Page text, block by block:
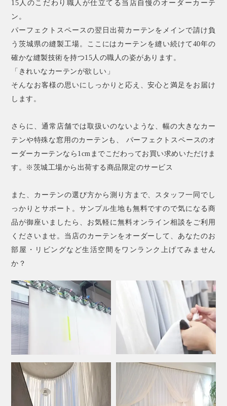
15人のこだわり職人が仕立てる当店自慢のオーダーカーテ
ン。
パーフェクトスペースの翌日出荷カーテンをメインで請け負
う茨城県の縫製工場。ここにはカーテンを縫い続けて40年の
確かな縫製技術を持つ15人の職人の姿があります。
「きれいなカーテンが欲しい」
そんなお客様の思いにしっかりと応え、安心と満足をお届け
します。
さらに、通常店舗では取扱いのないような、幅の大きなカー
テンや特殊な窓用のカーテンも、 パーフェクトスペースのオ
ーダーカーテンなら1cmまでこだわってお買い求めいただけま
す。※茨城工場から出荷する商品限定のサービス
また、カーテンの選び方から測り方まで、スタッフ一同でし
っかりとサポート。サンプル生地も無料ですので気になる商
品が御座いましたら、お気軽に無料オンライン相談をご利用
くださいませ。当店のカーテンをオーダーして、あなたのお
部屋・リビングなど生活空間をワンランク上げてみません
か？